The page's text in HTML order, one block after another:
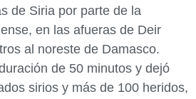
de Siria por parte de la
en las afueras de Deir
al noreste de Damasco.
de 50 minutos y dejó
sirios y más de 100 heridos,